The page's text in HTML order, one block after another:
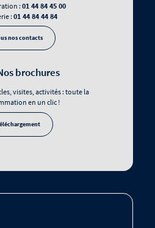
:01 44 84 45 00
: 01 44 84 44 84
nos contacts
brochures
visites, activités : toute la
en un clic !